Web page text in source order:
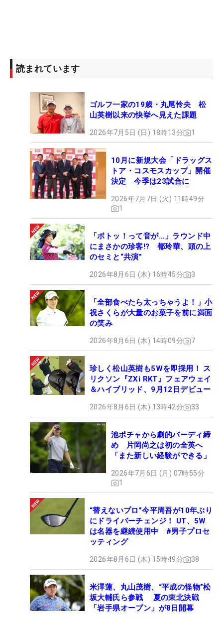
読まれています
ゴルフ一家の19歳・丸尾怜央 松
山英樹以来の快挙へ見えた課題
2026年7月5日 (日) 18時13分 1
10月に新規大会「ドラッグス
トア・コスモスカップ」開催
決定 今季は23試合に
2026年7月7日 (火) 11時49分
1
「ボトッ！って音が…」ラウンド中
にまさかの珍客!? 都玲華、頭の上
のセミと“共演”
2026年8月6日 (木) 16時45分 3
「全部食べたら太っちゃうよ！」小
祝さくらが大量のお菓子を前に満面
の笑み
2026年8月6日 (木) 14時09分 7
珍しく松山英樹も5Wを即採用！ ス
リクソン『ZXi RKT』フェアウェイ
＆ハイブリッド、9月12日デビュー
2026年8月6日 (木) 13時42分 33
池ポチャから劇的バーディ締
め 片岡尚之は初の全英へ
「また新しい経験ができる」
2026年7月6日 (月) 07時55分
1
“替えないプロ”今平周吾が10年ぶり
にドライバーチェンジ！ UT、5W
は名器を継続使用中 #男子プロセ
ッティング
2026年8月6日 (木) 15時49分 38
米澤蓮、丸山茂樹、“平成の怪物”松
坂大輔氏ら参戦 夏の東北決戦
「岩手県オープン」が8日開幕